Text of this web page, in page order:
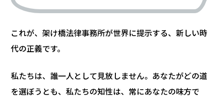
これが、架け橋法律事務所が世界に提示する、新しい時
代の正義です。
私たちは、誰一人として見放しません。あなたがどの道
を選ぼうとも、私たちの知性は、常にあなたの味方で